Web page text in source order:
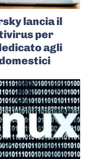
lancia il
per
agli